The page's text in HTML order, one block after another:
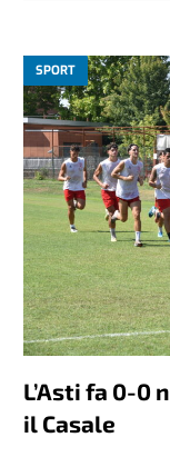
SPORT
L’Asti fa 0-0
il Casale